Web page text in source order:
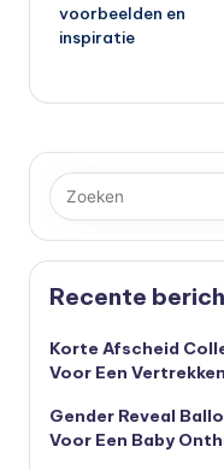
voorbeelden en
inspiratie
Recente
Korte Afscheid
Voor Een
Gender Reveal
Voor Een Baby